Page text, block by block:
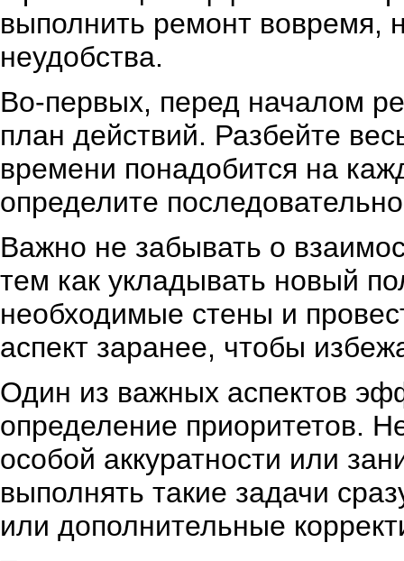
выполнить ремонт вовремя,
неудобства.
Во-первых, перед началом
план действий. Разбейте
времени понадобится на
определите
Важно не забывать о
тем как укладывать новый
необходимые стены и
аспект заранее, чтобы
Один из важных аспектов
определение приоритетов.
особой аккуратности или
выполнять такие задачи
или дополнительные